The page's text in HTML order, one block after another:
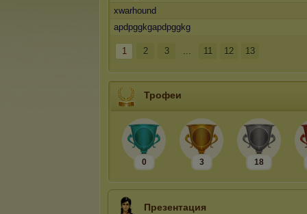
xwarhound
apdpggkgapdpggkg
1 2 3 ... 11 12 13
Трофеи
0 3 18
Презентация